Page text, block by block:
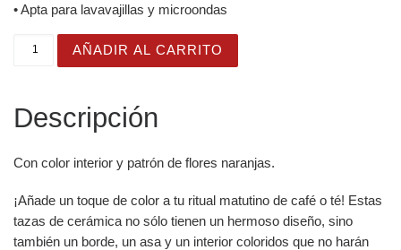
• Apta para lavavajillas y microondas
Taza Flor Naranja "Different Is Beautiful" para
AÑADIR AL CARRITO
Descripción
Con color interior y patrón de flores naranjas.
¡Añade un toque de color a tu ritual matutino de café o té! Estas
tazas de cerámica no sólo tienen un hermoso diseño, sino
también un borde, un asa y un interior coloridos que no harán